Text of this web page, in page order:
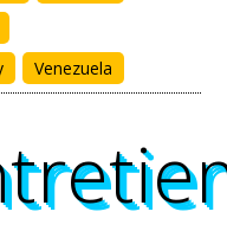
Venezuela